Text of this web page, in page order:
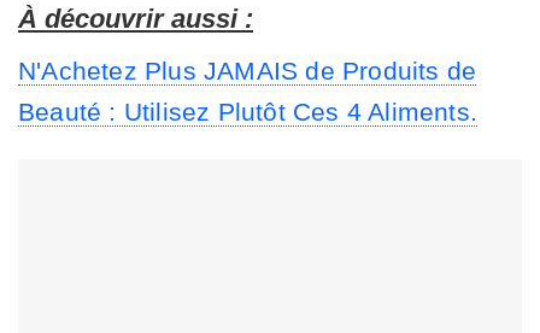
À découvrir aussi :
N'Achetez Plus JAMAIS de Produits de
Beauté : Utilisez Plutôt Ces 4 Aliments.